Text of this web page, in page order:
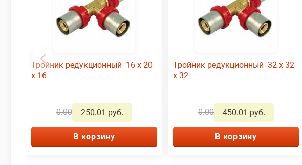
Тройник редукционный 16 x 20
x 16
0.00 250.01 руб.
В корзину
Тройник редукционный 32 x 32
x 32
0.00 450.01 руб.
В корзину